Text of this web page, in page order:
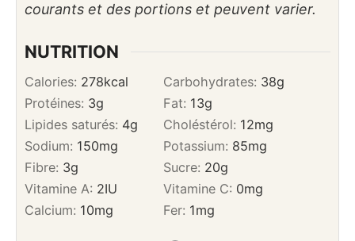
courants et des portions et peuvent varier.
NUTRITION
Calories: 278kcal Carbohydrates: 38g
Protéines: 3g Fat: 13g
Lipides saturés: 4g Choléstérol: 12mg
Sodium: 150mg Potassium: 85mg
Fibre: 3g Sucre: 20g
Vitamine A: 2IU Vitamine C: 0mg
Calcium: 10mg Fer: 1mg